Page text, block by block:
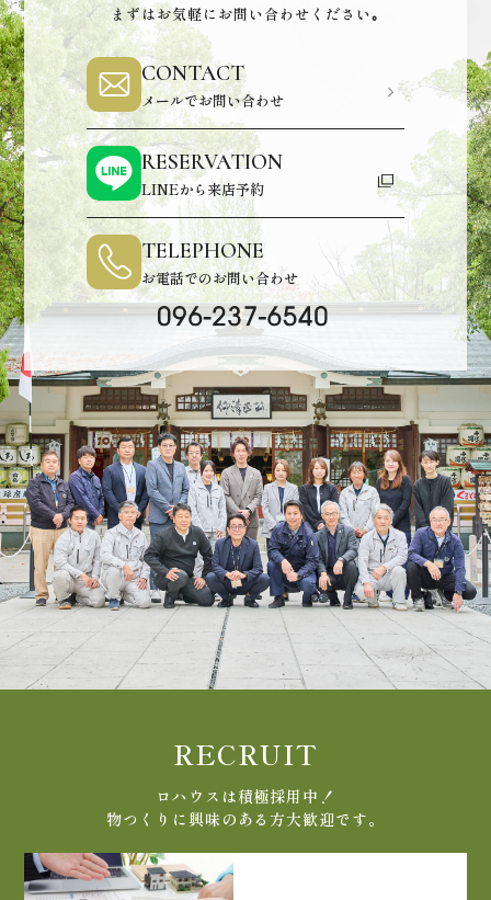
まずはお気軽にお問い合わせください｡
CONTACT
メールでお問い合わせ
RESERVATION
LINEから来店予約
TELEPHONE
お電話でのお問い合わせ
RECRUIT
ロハウスは積極採用中！
物つくりに興味のある方大歓迎です。